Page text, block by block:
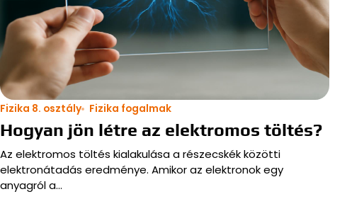
Fizika 8. osztály Fizika fogalmak
Hogyan jön létre az elektromos töltés?
Az elektromos töltés kialakulása a részecskék közötti
elektronátadás eredménye. Amikor az elektronok egy
anyagról a…